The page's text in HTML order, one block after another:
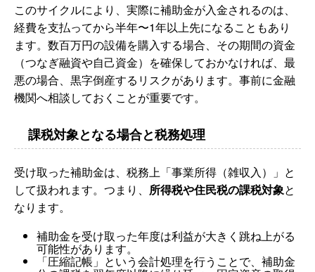
このサイクルにより、実際に補助金が入金されるのは、
経費を支払ってから半年〜1年以上先になることもあり
ます。数百万円の設備を購入する場合、その期間の資金
（つなぎ融資や自己資金）を確保しておかなければ、最
悪の場合、黒字倒産するリスクがあります。事前に金融
機関へ相談しておくことが重要です。
課税対象となる場合と税務処理
受け取った補助金は、税務上「事業所得（雑収入）」と
して扱われます。つまり、 所得税や住民税の課税対象と
なります。
補助金を受け取った年度は利益が大きく跳ね上がる
可能性があります。
「圧縮記帳」という会計処理を行うことで、補助金